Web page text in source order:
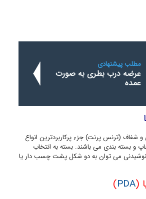
مطلب پیشنهادی
عرضه درب بطری به صورت
عمده
و شفاف (ترنس پرنت) جزء پرکاربردترین انواع
و بسته بندی می باشند. بسته به انتخاب
نوشیدنی می توان به دو شکل پشت چسب دار یا
(
PDA
)